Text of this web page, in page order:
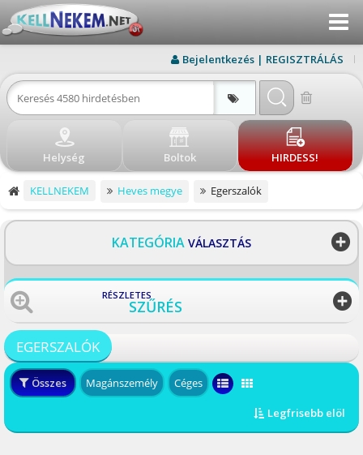
Menu
BEJELENTKEZÉS
REGISZTRÁLÁS
VISSZA
Bejelentkezés | REGISZTRÁLÁS
Helység Boltok HIRDESS!
KELLNEKEM Heves megye Egerszalók
KATEGÓRIA VÁLASZTÁS
RÉSZLETES
SZŰRÉS
EGERSZALÓK
Összes Magánszemély Céges
Legfrisebb elöl